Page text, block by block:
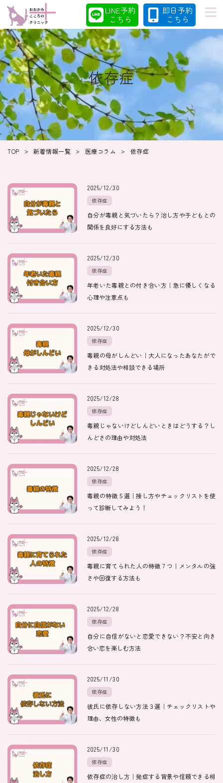
LINE予約
こちら
即日予約
こちら
初めての方へ 当院の特徴
診療案内 コラム
クリニック紹介
医師紹介
即日
LINE予約
即日
WEB予約
FAX
03-5989-0618
営業時間：10:00〜22:00
依存症
TOP > 新着情報一覧 > 医療コラム > 依存症
2025/12/30
依存症
自分が毒親と気づいたら？治し方や子どもとの
関係を良好にする方法も
2025/12/30
依存症
年老いた毒親との付き合い方｜急に優しくなる
心理や注意点も
2025/12/30
依存症
毒親の母がしんどい｜大人になったあなたがで
きる対処法や相談できる場所
2025/12/28
依存症
毒親じゃないけどしんどいときはどうする？し
んどさの理由や対処法
2025/12/28
依存症
毒親の特徴５選｜接し方やチェックリストを使
って診断してみよう！
2025/12/28
依存症
毒親に育てられた人の特徴７つ｜メンタルの強
さや回復する方法も
2025/12/28
依存症
自分に自信がないと恋愛できない？不安と向き
合い恋を楽しむ方法
2025/11/30
依存症
彼氏に依存しない方法３選｜チェックリストや
理由、女性の特徴も
2025/11/30
依存症
依存症の治し方｜発症する背景や信頼できる相